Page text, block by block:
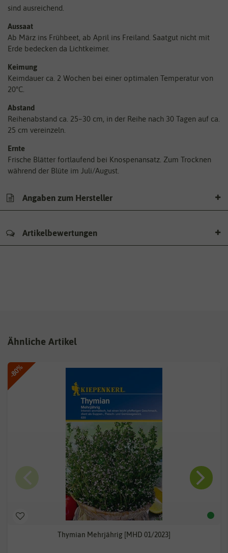
sind ausreichend.
Aussaat
Ab März ins Frühbeet, ab April ins Freiland. Saatgut nicht mit
Erde bedecken da Lichtkeimer.
Keimung
Keimdauer ca. 2 Wochen bei einer optimalen Temperatur von
20°C.
Abstand
Reihenabstand ca. 25–30 cm, in der Reihe nach 30 Tagen auf ca.
25 cm vereinzeln.
Ernte
Frische Blätter fortlaufend bei Knospenansatz. Zum Trocknen
während der Blüte im Juli/August.
Angaben zum Hersteller
Artikelbewertungen
Ähnliche Artikel
-80%
Thymian Mehrjährig [MHD 01/2023]